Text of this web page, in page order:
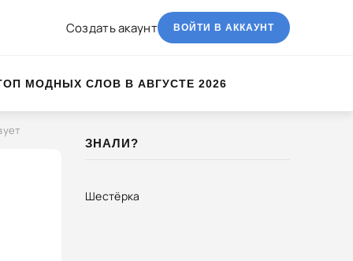
Создать акаунт ВОЙТИ В АККАУНТ
МОДНЫХ СЛОВ В АВГУСТЕ 2026
ЗНАЛИ?
Шестёрка